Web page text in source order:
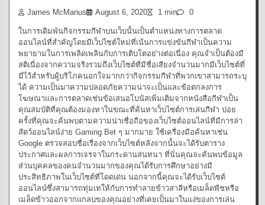
James McManus August 6, 2020 1 min 0
ในการเดิมพันกิจกรรมกีฬาบนเว็บนั้นเป็นตำแหน่งทางการตลาด
ออนไลน์ที่สำคัญโดยมีเว็บไซต์ใหม่ที่เน้นการแข่งขันกีฬาเป็นความ
พยายามในการเพลิดเพลินกับการเติบโตอย่างต่อเนื่อง คุณจำเป็นต้องมี
สติเนื่องจากความจริงรวมถึงเว็บไซต์ที่มีชื่อเสียงจำนวนมากมีเว็บไซต์ที่
มีไว้สำหรับผู้บริโภคนอกใจมากกว่ากิจกรรมกีฬาที่พวกเขาสามารถระบุ
ได้ ความเป็นมาความปลอดภัยความน่าจะเป็นและข้อตกลงการ
โฆษณาและการตลาดเช่นข้อเสนอโบนัสเพิ่มเติมจากหนังสือกีฬาเป็น
คุณสมบัติที่คุณต้องมองหาในขณะที่ค้นหาเว็บไซต์การเล่นกีฬา บ่อย
ครั้งที่คุณจะค้นพบตามความน่าเชื่อถือของเว็บไซต์ออนไลน์ที่มีการล่า
สัตว์ออนไลน์ง่าย Gaming Bet ๆ มากมาย ใช้เครื่องมือค้นหาเช่น
Google ตรวจสอบชื่อเรื่องจากเว็บไซต์หลังจากนั้นจะได้รับตาราง
ประกาศและผลการเจรจาในกระดานสนทนา ที่นั่นคุณจะค้นพบข้อมูล
ส่วนบุคคลของคนจำนวนมากของคุณได้รับการศึกษาอย่างมี
ประสิทธิภาพในเว็บไซต์ที่โดดเด่น นอกจากนี้คุณจะได้รับเว็บไซต์
ออนไลน์ซึ่งสามารถทุ่มเทให้กับการทำลายข้าวสาลีหรือเมล็ดพืชหรือ
เมล็ดข้าวออกจากแกลบของคุณอย่างที่เคยเป็นมาในแง่ของการเล่น